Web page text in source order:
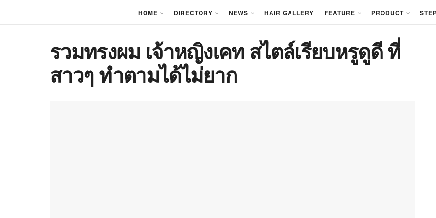
HOME DIRECTORY NEWS HAIR GALLERY FEATURE PRODUCT
รวมทรงผม เจ้าหญิงเคท สไตล์เรียบหรูดูดี ที่
สาวๆ ทำตามได้ไม่ยาก